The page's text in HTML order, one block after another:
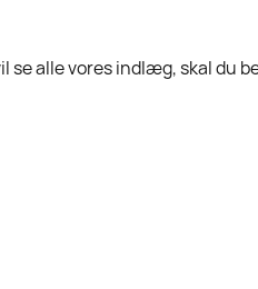
se alle vores indlæg, skal du